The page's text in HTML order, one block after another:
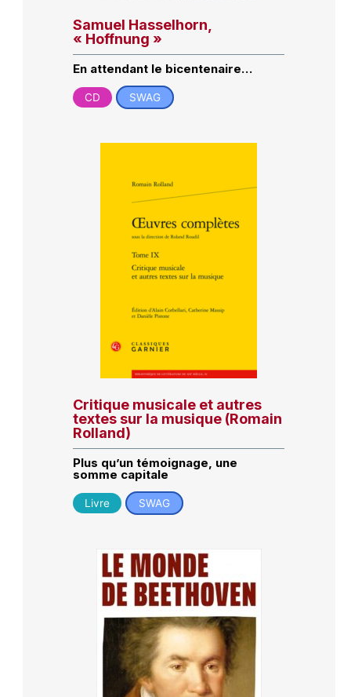
Samuel Hasselhorn,
« Hoffnung »
En attendant le bicentenaire…
CD SWAG
Critique musicale et autres
textes sur la musique (Romain
Rolland)
Plus qu’un témoignage, une
somme capitale
Livre SWAG